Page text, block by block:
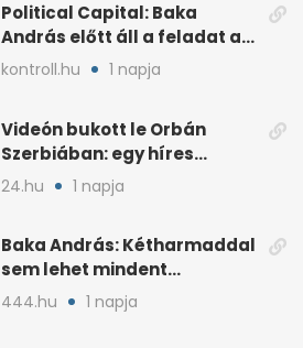
Political Capital: Baka
András előtt áll a feladat az
elnöki tekintélyért
kontroll.hu 1 napja
Videón bukott le Orbán
Szerbiában: egy híres
milliárdossal nyaral
24.hu 1 napja
Baka András: Kétharmaddal
sem lehet mindent
megcsinálni
444.hu 1 napja